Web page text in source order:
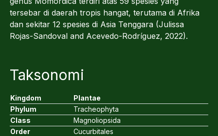
tersebar di daerah tropis hangat, terutama di Afrika
dan sekitar 12 spesies di Asia Tenggara (Julissa
Rojas-Sandoval and Acevedo-Rodríguez, 2022).
Taksonomi
Kingdom
Plantae
Phylum
Tracheophyta
Class
Magnoliopsida
Order
Cucurbitales